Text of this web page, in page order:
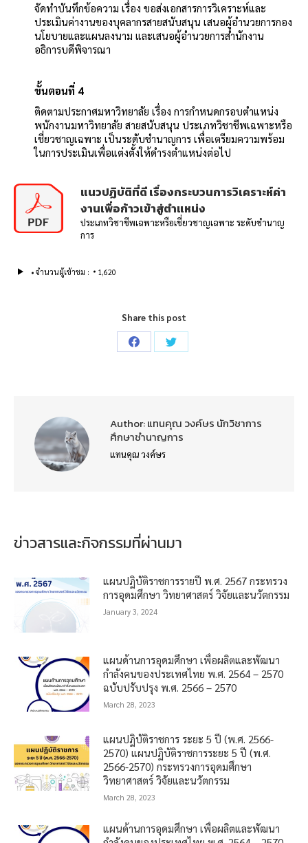
จัดทำบันทึกข้อความ เรื่อง ขอส่งเอกสารการวิเคราะห์และ
ประเมินค่างานของบุคลากรสายสนับสนุน เสนอผู้อำนวยการกอง
นโยบายและแผนลงนาม และเสนอผู้อำนวยการสำนักงาน
อธิการบดีพิจารณา
ขั้นตอนที่ 4
ติดตามประกาศมหาวิทยาลัย เรื่อง การกำหนดกรอบตำแหน่ง
พนักงานมหาวิทยาลัย สายสนับสนุน ประเภทวิชาชีพเฉพาะหรือ
เชี่ยวชาญเฉพาะ เป็นระดับชำนาญการ เพื่อเตรียมความพร้อม
ในการประเมินเพื่อแต่งตั้งให้ดำรงตำแหน่งต่อไป
แนวปฏิบัติที่ดี เรื่องกระบวนการวิเคราะห์ค่า
งานเพื่อก้าวเข้าสู่ตำแหน่ง
ประเภทวิชาชีพเฉพาะหรือเชี่ยวชาญเฉพาะ ระดับชำนาญ
การ
จำนวนผู้เข้าชม : 1,620
Share this post
Share
Share
Author:แทนคุณ วงค์ษร นักวิชาการ
ศึกษาชำนาญการ
แทนคุณ วงค์ษร
ข่าวสารและกิจกรรมที่ผ่านมา
แผนปฏิบัติราชการรายปี พ.ศ. 2567 กระทรวง
การอุดมศึกษา วิทยาศาสตร์ วิจัยและนวัตกรรม
January 3, 2024
แผนด้านการอุดมศึกษา เพื่อผลิตและพัฒนา
กำลังคนของประเทศไทย พ.ศ. 2564 – 2570
ฉบับปรับปรุง พ.ศ. 2566 – 2570
March 28, 2023
แผนปฏิบัติราชการ ระยะ 5 ปี (พ.ศ. 2566-
2570) แผนปฏิบัติราชการระยะ 5 ปี (พ.ศ.
2566-2570) กระทรวงการอุดมศึกษา
วิทยาศาสตร์ วิจัยและนวัตกรรม
March 28, 2023
แผนด้านการอุดมศึกษา เพื่อผลิตและพัฒนา